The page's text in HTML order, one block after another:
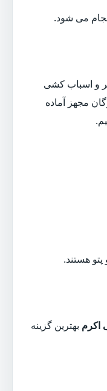
می شود.
و اسباب کشی
مجهز آماده
هستند.
اکرم بهترین گزینه